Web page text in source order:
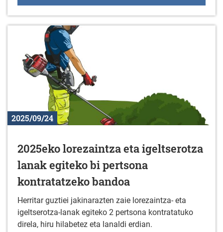
2025/09/24
2025eko lorezaintza eta igeltserotza
lanak egiteko bi pertsona
kontratatzeko bandoa
Herritar guztiei jakinarazten zaie lorezaintza- eta
igeltserotza-lanak egiteko 2 pertsona kontratatuko
direla, hiru hilabetez eta lanaldi erdian.